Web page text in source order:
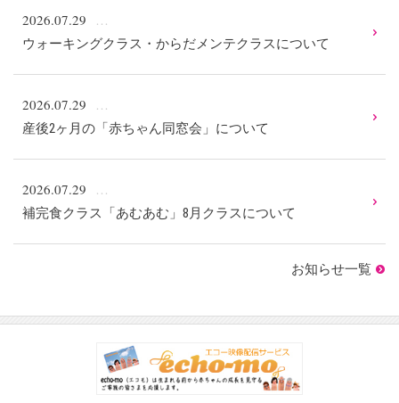
2026.07.29
ウォーキングクラス・からだメンテクラスについて
2026.07.29
産後2ヶ月の「赤ちゃん同窓会」について
2026.07.29
補完食クラス「あむあむ」8月クラスについて
お知らせ一覧